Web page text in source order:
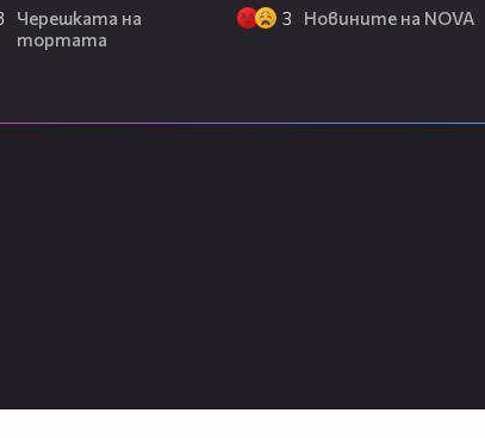
Черешката на
тортата
3 Новините на NOVA